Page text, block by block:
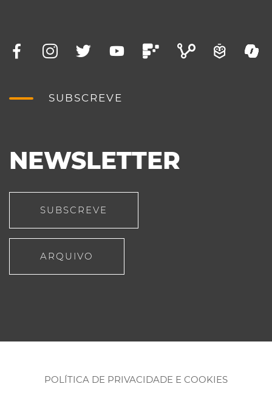
SUBSCREVE
NEWSLETTER
SUBSCREVE
ARQUIVO
POLÍTICA DE PRIVACIDADE E COOKIES